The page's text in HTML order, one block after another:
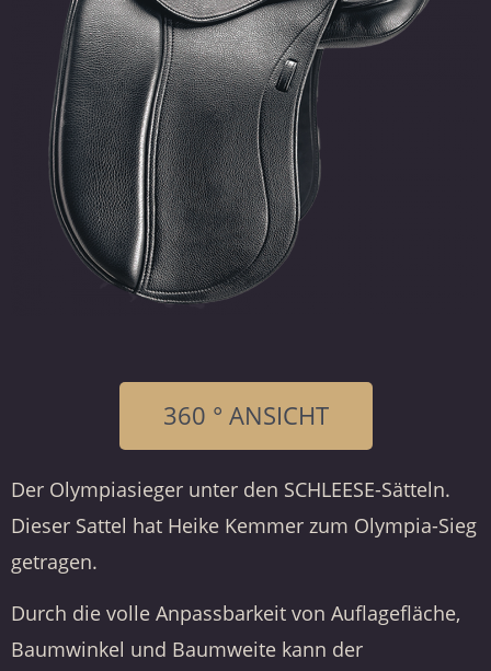
360 ° ANSICHT
Der Olympiasieger unter den SCHLEESE-Sätteln.
Dieser Sattel hat Heike Kemmer zum Olympia-Sieg
getragen.
Durch die volle Anpassbarkeit von Auflagefläche,
Baumwinkel und Baumweite kann der